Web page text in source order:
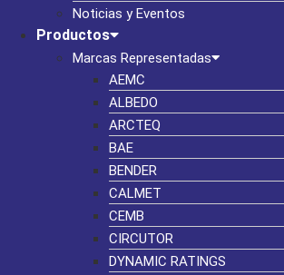
Noticias y Eventos
Productos
Marcas Representadas
AEMC
ALBEDO
ARCTEQ
BAE
BENDER
CALMET
CEMB
CIRCUTOR
DYNAMIC RATINGS